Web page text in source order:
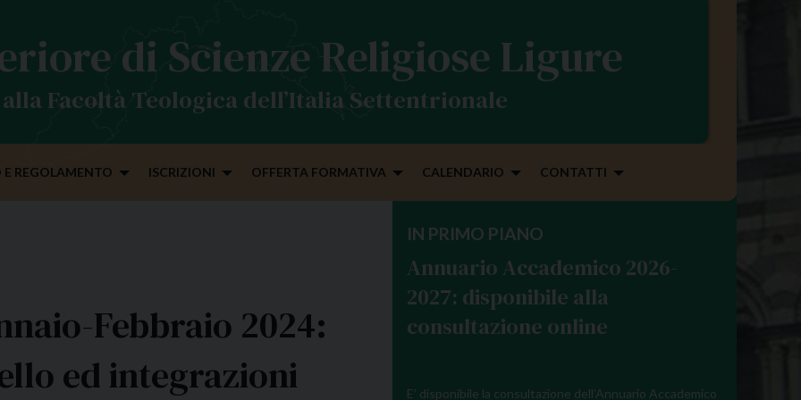
di Scienze Religiose Ligure
Facoltà Teologica dell’Italia Settentrionale
E REGOLAMENTO ISCRIZIONI OFFERTA FORMATIVA CALENDARIO CONTATTI
Febbraio 2024:
ed integrazioni
IN PRIMO PIANO
Annuario Accademico 2026-
2027: disponibile alla
consultazione online
E’ disponibile la consultazione dell’Annuario Accademico